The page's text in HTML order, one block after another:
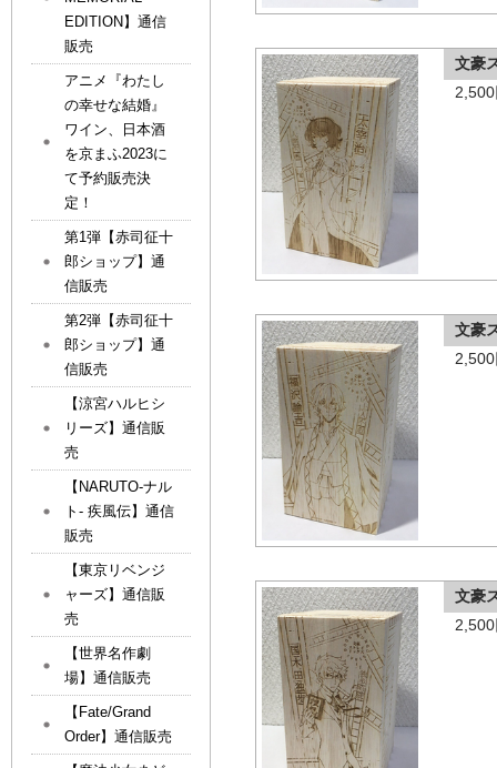
文豪
文豪
文豪
EDITION】通信
販売
アニメ『わたし
の幸せな結婚』
ワイン、日本酒
を京まふ2023に
て予約販売決
定！
第1弾【赤司征十
郎ショップ】通
信販売
第2弾【赤司征十
郎ショップ】通
信販売
【涼宮ハルヒシ
リーズ】通信販
売
【NARUTO-ナル
ト- 疾風伝】通信
販売
【東京リベンジ
ャーズ】通信販
売
【世界名作劇
場】通信販売
【Fate/Grand
Order】通信販売